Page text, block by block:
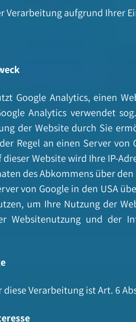
Verarbeitung aufgrund Ihrer
Google Analytics, einen
Analytics verwendet
der Website durch Sie
Regel an einen Server
Website wird Ihre IP-
des Abkommens über
von Google in den USA
um Ihre Nutzung der
Websitenutzung und der
Verarbeitung ist Art. 6